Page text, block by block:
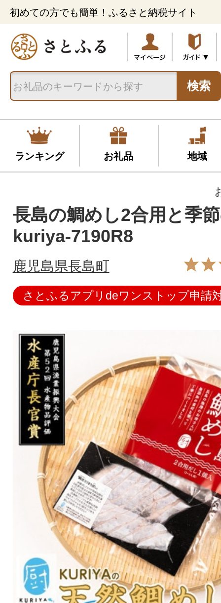
初めての方でも簡単！ふるさと納税サイト
検索
ランキング お礼品 地域
長島の鯛めし2合用と季
kuriya-7190R8
鹿児島県長島町
さとふるアプリdeワンストップ申請